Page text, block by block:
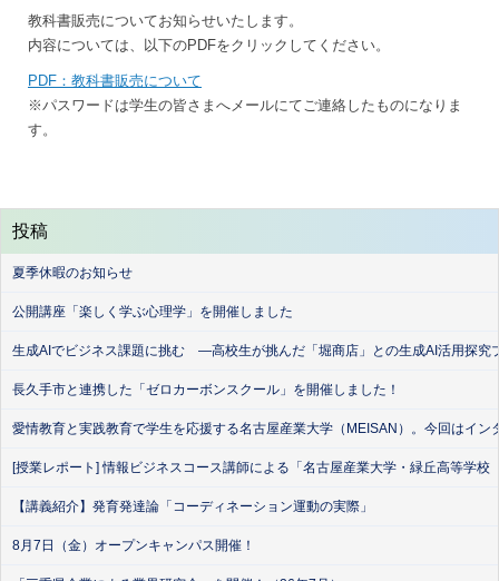
教科書販売についてお知らせいたします。
内容については、以下のPDFをクリックしてください。
PDF：教科書販売について
※パスワードは学生の皆さまへメールにてご連絡したものになりま
す。
投稿
夏季休暇のお知らせ
公開講座「楽しく学ぶ心理学」を開催しました
生成AIでビジネス課題に挑む ―高校生が挑んだ「堀商店」との生成AI活用探究
長久手市と連携した「ゼロカーボンスクール」を開催しました！
愛情教育と実践教育で学生を応援する名古屋産業大学（MEISAN）。今回はイ
[授業レポート] 情報ビジネスコース講師による「名古屋産業大学・緑丘高等学
【講義紹介】発育発達論「コーディネーション運動の実際」
8月7日（金）オープンキャンパス開催！